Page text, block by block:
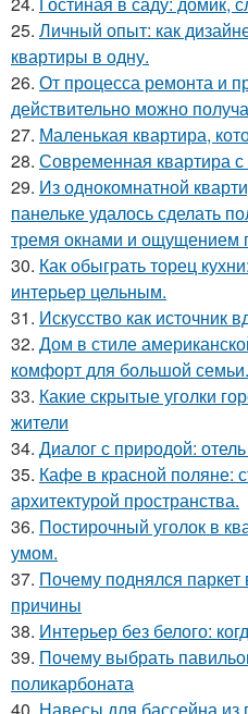
25. Личный опыт: как
квартиры в одну.
26. От процесса ремонта и
действительно можно
27. Маленькая квартира,
28. Современная квартира
29. Из однокомнатной
панельке удалось сделать
тремя окнами и ощущением
30. Как обыграть торец
интерьер цельным.
31. Искусство как источник
32. Дом в стиле
комфорт для большой семьи.
33. Какие скрытые уголки
жители
34. Диалог с природой:
35. Кафе в красной поляне:
архитектурой пространства.
36. Постирочный уголок в
умом.
37. Почему поднялся
причины
38. Интерьер без белого:
39. Почему выбрать
поликарбоната
40. Навесы для бассейна из